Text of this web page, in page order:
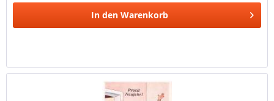
In den Warenkorb